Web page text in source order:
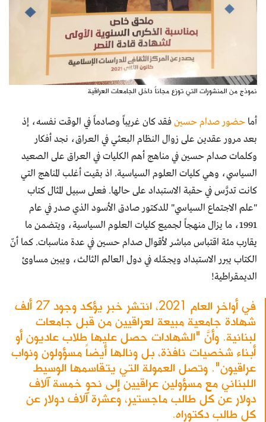
نموذج من المنشورات التي توزع مجاناً داخل الجامعات العراقية
أما حضور صدام حسينفقد كان غريباً وصادماً في الوقت نفسه، إذ
بعد مرور عقدين على زوال النظام البعثي في العراق، نجد أفكار
وكلمات صدام حسين في مناهج أهم الكليات في العراق على الصعيد
السياسي، وهي كليات العلوم السياسية. اذ بقيت أغلب المناهج التي
كانت تدرَّس في حقبة الاستبداد على حالها. فعلى سبيل المثال كتاب
"علم الاجتماع السياسي" للدكتور صادق الأسود الذي صدر في عام
1991، ما يزال منهجاً لجميع كليات العلوم السياسية، ويتضمن ما
يقارب مئة اقتباس مباشر لأقوال صدام حسين في عدة مناسبات. كما أنّ
الكتاب يبرر الاستبداد ويجمّله في دول العالم الثالث، ويبين مساوئ
الديمقراطية!
في أواخر العام 2021، انتشر خبر يؤكد وجود 27 ألف
شهادة جامعية مبيعة لعراقيين من قبل جامعات
لبنانية. وأنَّ "الشهادات حصل عليها طلاب عاديون أو
أبناء شخصيات نافذة، بل ونالها أيضاً مسؤولون ونواب
عراقيون". وتصل العمولة التي يتقاسمها الوسيط
اللبناني مع مسؤولين عراقيين إلى نحو خمسة آلاف
دولار عن كل طالب ماجستير، وعشرة آلاف دولار عن
كل طالب دكتوراه.